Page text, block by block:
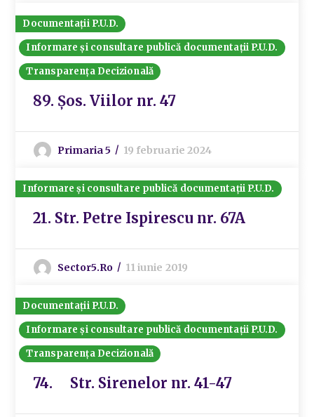
Documentații P.U.D.
Informare și consultare publică documentații P.U.D.
Transparența Decizională
89. Șos. Viilor nr. 47
Primaria 5 19 februarie 2024
Informare și consultare publică documentații P.U.D.
21. Str. Petre Ispirescu nr. 67A
Sector5.ro 11 iunie 2019
Documentații P.U.D.
Informare și consultare publică documentații P.U.D.
Transparența Decizională
74. Str. Sirenelor nr. 41-47